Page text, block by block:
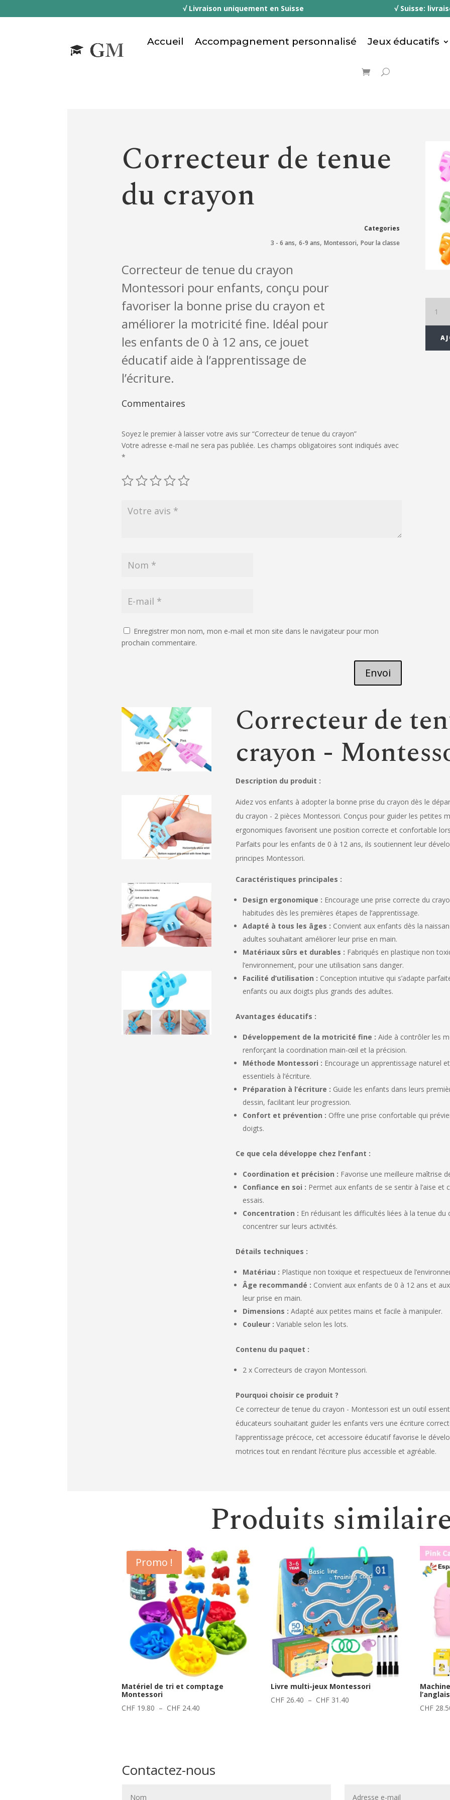
√ Livraison uniquement en Suisse √ Suisse: livraison
Accueil Accompagnement personnalisé Jeux éducatifs
Correcteur de tenue
du crayon
Categories
3 - 6 ans, 6-9 ans, Montessori, Pour la classe
Correcteur de tenue du crayon
Montessori pour enfants, conçu pour
favoriser la bonne prise du crayon et
améliorer la motricité fine. Idéal pour
les enfants de 0 à 12 ans, ce jouet
éducatif aide à l’apprentissage de
l’écriture.
Commentaires
Soyez le premier à laisser votre avis sur “Correcteur de tenue du crayon”
Votre adresse e-mail ne sera pas publiée. Les champs obligatoires sont indiqués avec
*
Enregistrer mon nom, mon e-mail et mon site dans le navigateur pour mon
prochain commentaire.
Envoi
tenue
Correcteur de
crayon -
Description du produit :
Aidez vos enfants à adopter la bonne prise du crayon dès le
du crayon - 2 pièces Montessori. Conçus pour guider les petites
ergonomiques favorisent une position correcte et confortable
Parfaits pour les enfants de 0 à 12 ans, ils soutiennent leur
principes Montessori.
Caractéristiques principales :
Design ergonomique : Encourage une prise correcte du
habitudes dès les premières étapes de l’apprentissage.
Adapté à tous les âges : Convient aux enfants dès la
adultes souhaitant améliorer leur prise en main.
Matériaux sûrs et durables : Fabriqués en plastique non
l’environnement, pour une utilisation sans danger.
Facilité d’utilisation : Conception intuitive qui s’adapte
enfants ou aux doigts plus grands des adultes.
Avantages éducatifs :
Développement de la motricité fine : Aide à contrôler les
renforçant la coordination main-œil et la précision.
Méthode Montessori : Encourage un apprentissage naturel
essentiels à l’écriture.
Préparation à l’écriture : Guide les enfants dans leurs
dessin, facilitant leur progression.
Confort et prévention : Offre une prise confortable qui
doigts.
Ce que cela développe chez l’enfant :
Coordination et précision : Favorise une meilleure maîtrise
Confiance en soi : Permet aux enfants de se sentir à l’aise
essais.
Concentration : En réduisant les difficultés liées à la tenue
concentrer sur leurs activités.
Détails techniques :
Matériau : Plastique non toxique et respectueux de
Âge recommandé : Convient aux enfants de 0 à 12 ans et
leur prise en main.
Dimensions : Adapté aux petites mains et facile à manipuler.
Couleur : Variable selon les lots.
Contenu du paquet :
2 x Correcteurs de crayon Montessori.
Pourquoi choisir ce produit ?
Ce correcteur de tenue du crayon - Montessori est un outil
éducateurs souhaitant guider les enfants vers une écriture
l’apprentissage précoce, cet accessoire éducatif favorise le
motrices tout en rendant l’écriture plus accessible et agréable.
Produits
Promo !
Matériel de tri et comptage
Montessori
CHF19.80 – CHF24.40Plage
Livre multi-jeux Montessori
CHF 26.40 – CHF 31.40
l’anglais
CHF
Contactez-nous